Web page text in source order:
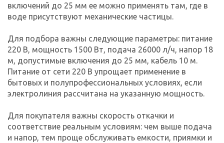
включений до 25 мм ее можно применять там, где в
воде присутствуют механические частицы.
Для подбора важны следующие параметры: питание
220 В, мощность 1500 Вт, подача 26000 л/ч, напор 18
м, допустимые включения до 25 мм, кабель 10 м.
Питание от сети 220 В упрощает применение в
бытовых и полупрофессиональных условиях, если
электролиния рассчитана на указанную мощность.
Для покупателя важны скорость откачки и
соответствие реальным условиям: чем выше подача
и напор, тем проще обслуживать емкости, приямки и